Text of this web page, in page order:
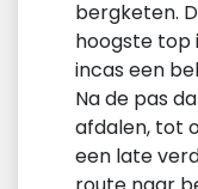
bergketen.
hoogste top
incas een
Na de pas
afdalen, tot
een late